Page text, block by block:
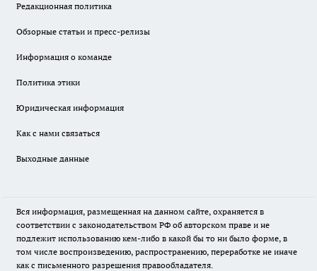
Редакционная политика
Обзорные статьи и пресс-релизы
Информация о команде
Политика этики
Юридическая информация
Как с нами связаться
Выходные данные
Вся информация, размещенная на данном сайте, охраняется в
соответствии с законодательством РФ об авторском праве и не
подлежит использованию кем-либо в какой бы то ни было форме, в
том числе воспроизведению, распространению, переработке не иначе
как с письменного разрешения правообладателя.